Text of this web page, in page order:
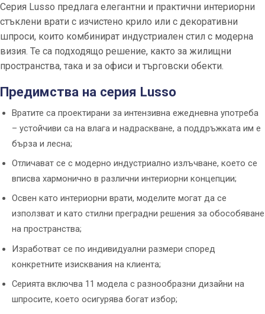
Серия Lusso предлага елегантни и практични интериорни
стъклени врати с изчистено крило или с декоративни
шпроси, които комбинират индустриален стил с модерна
визия. Те са подходящо решение, както за жилищни
пространства, така и за офиси и търговски обекти.
Предимства на серия Lusso
Вратите са проектирани за интензивна ежедневна употреба
– устойчиви са на влага и надраскване, а поддръжката им е
бърза и лесна;
Отличават се с модерно индустриално излъчване, което се
вписва хармонично в различни интериорни концепции;
Освен като интериорни врати, моделите могат да се
използват и като стилни преградни решения за обособяване
на пространства;
Изработват се по индивидуални размери според
конкретните изисквания на клиента;
Серията включва 11 модела с разнообразни дизайни на
шпросите, което осигурява богат избор;